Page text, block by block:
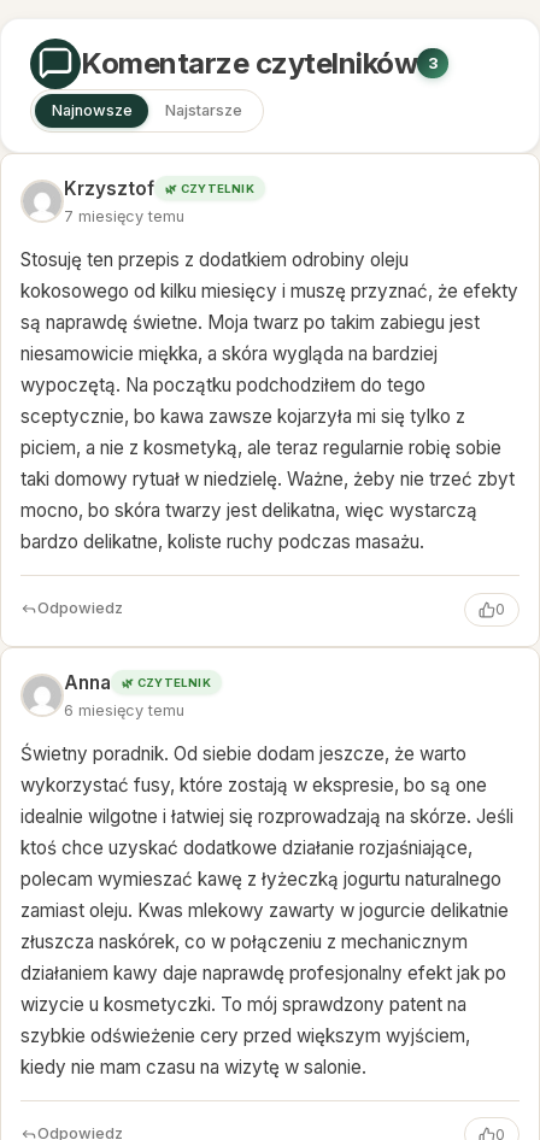
Komentarze czytelników 3
Najnowsze Najstarsze
Krzysztof 🌿 CZYTELNIK
7 miesięcy temu
Stosuję ten przepis z dodatkiem odrobiny oleju
kokosowego od kilku miesięcy i muszę przyznać, że efekty
są naprawdę świetne. Moja twarz po takim zabiegu jest
niesamowicie miękka, a skóra wygląda na bardziej
wypoczętą. Na początku podchodziłem do tego
sceptycznie, bo kawa zawsze kojarzyła mi się tylko z
piciem, a nie z kosmetyką, ale teraz regularnie robię sobie
taki domowy rytuał w niedzielę. Ważne, żeby nie trzeć zbyt
mocno, bo skóra twarzy jest delikatna, więc wystarczą
bardzo delikatne, koliste ruchy podczas masażu.
Odpowiedz 0
Anna 🌿 CZYTELNIK
6 miesięcy temu
Świetny poradnik. Od siebie dodam jeszcze, że warto
wykorzystać fusy, które zostają w ekspresie, bo są one
idealnie wilgotne i łatwiej się rozprowadzają na skórze. Jeśli
ktoś chce uzyskać dodatkowe działanie rozjaśniające,
polecam wymieszać kawę z łyżeczką jogurtu naturalnego
zamiast oleju. Kwas mlekowy zawarty w jogurcie delikatnie
złuszcza naskórek, co w połączeniu z mechanicznym
działaniem kawy daje naprawdę profesjonalny efekt jak po
wizycie u kosmetyczki. To mój sprawdzony patent na
szybkie odświeżenie cery przed większym wyjściem,
kiedy nie mam czasu na wizytę w salonie.
Odpowiedz 0